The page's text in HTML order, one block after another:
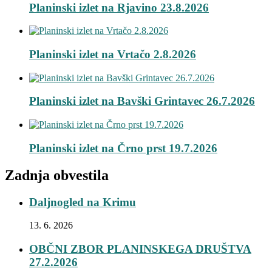
Planinski izlet na Rjavino 23.8.2026
Planinski izlet na Vrtačo 2.8.2026
Planinski izlet na Bavški Grintavec 26.7.2026
Planinski izlet na Črno prst 19.7.2026
Zadnja obvestila
Daljnogled na Krimu
13. 6. 2026
OBČNI ZBOR PLANINSKEGA DRUŠTVA
27.2.2026